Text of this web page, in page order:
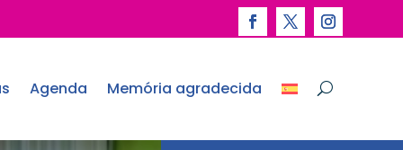
Agenda Memória agradecida